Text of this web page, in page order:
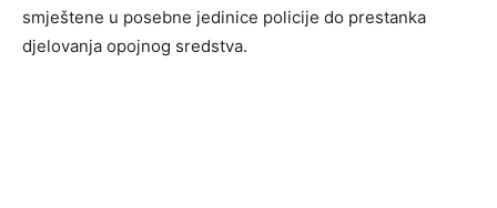
smještene u posebne jedinice policije do prestanka
djelovanja opojnog sredstva.